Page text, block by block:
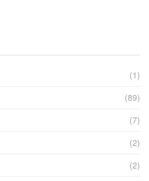
(1)
(89)
(7)
(2)
(2)